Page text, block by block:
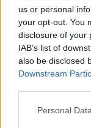
us or personal
your opt-out. You
disclosure of your
IAB’s list of
also be disclosed
Downstream
Personal
La storia di
a partire dalle